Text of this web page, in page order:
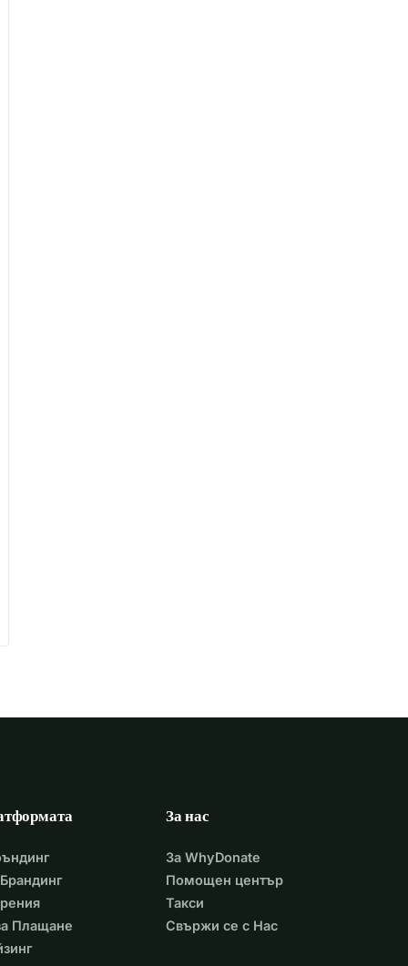
Плащане
За нас
За WhyDonate
Помощен център
Такси
Свържи се с Нас